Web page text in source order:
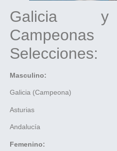
Galicia y
Selecciones:
Masculino:
Galicia (Campeona)
Asturias
Andalucía
Femenino: